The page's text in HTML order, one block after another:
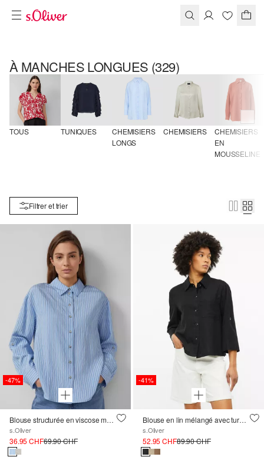
À MANCHES LONGUES (329)
TOUS TUNIQUES
CHEMISIERS
LONGS
CHEMISIERS
CHEMISIERS
EN
MOUSSELINE
Filtrer et trier
-47%
Blouse structurée en viscose mélangée avec turn-up
s.Oliver
36.95 CHF69.90 CHF
-41%
Blouse en lin mélangé avec turn-up
s.Oliver
52.95 CHF89.90 CHF